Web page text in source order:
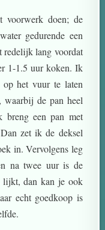
voorwerk doen; de
gedurende een
redelijk lang voordat
1-1.5 uur koken. Ik
het vuur te laten
waarbij de pan heel
een pan met
zet ik de deksel
in. Vervolgens leg
na twee uur is de
lijkt, dan kan je ook
echt goedkoop is